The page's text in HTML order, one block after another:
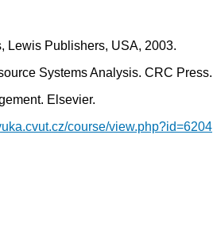
Lewis Publishers, USA, 2003.
Systems Analysis. CRC Press.
Elsevier.
course/view.php?id=6204